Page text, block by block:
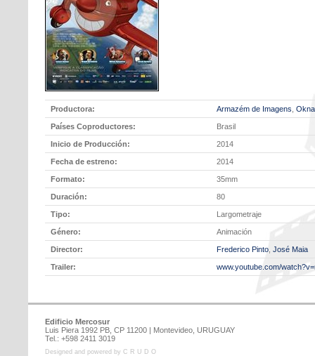
Productora: Armazém de Imagens
Países Coproductores: Brasil
Inicio de Producción: 2014
Fecha de estreno: 2014
Formato: 35mm
Duración: 80
Tipo: Largometraje
Género: Animación
Director: Frederico Pinto José Maia
Trailer: www.youtube.com/
Edificio Mercosur
Luis Piera 1992 PB, CP 11200 | Montevideo, URUGUAY
Tel.: +598 2411 3019
Designed and powered by C R U D O